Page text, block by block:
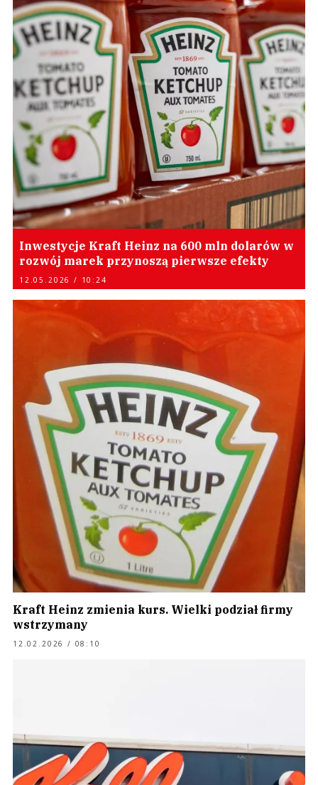
Inwestycje Kraft Heinz na 600 mln dolarów w
rozwój marek przynoszą pierwsze efekty
12.05.2026 / 10:24
Kraft Heinz zmienia kurs. Wielki podział firmy
wstrzymany
12.02.2026 / 08:10